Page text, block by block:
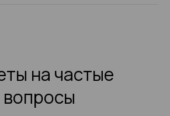
на частые
вопросы